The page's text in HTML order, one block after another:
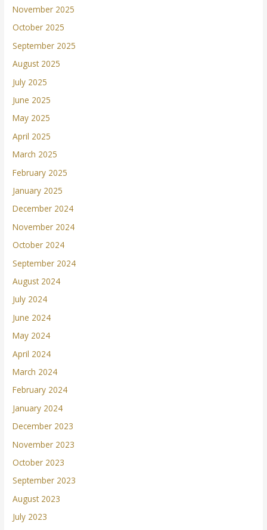
November 2025
October 2025
September 2025
August 2025
July 2025
June 2025
May 2025
April 2025
March 2025
February 2025
January 2025
December 2024
November 2024
October 2024
September 2024
August 2024
July 2024
June 2024
May 2024
April 2024
March 2024
February 2024
January 2024
December 2023
November 2023
October 2023
September 2023
August 2023
July 2023